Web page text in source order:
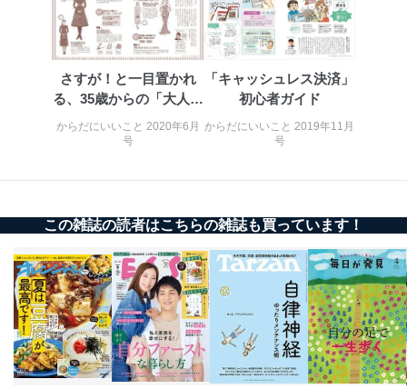
さすが！と一目置かれ
る、35歳からの「大人の
常識」クイズ
からだにいいこと 2020年6月
号
「キャッシュレス決済」
初心者ガイド
からだにいいこと 2019年11月
号
この雑誌の読者はこちらの雑誌も買っています！